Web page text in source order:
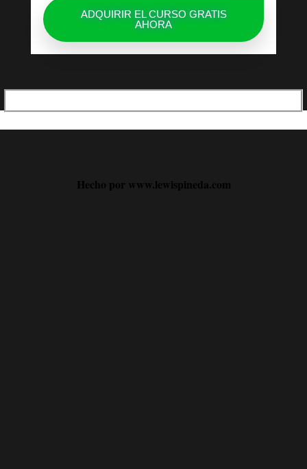
ADQUIRIR EL CURSO GRATIS
AHORA
Hecho por www.lewispineda.com